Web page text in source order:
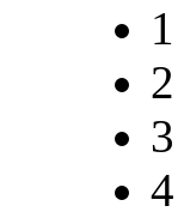
1
2
3
4